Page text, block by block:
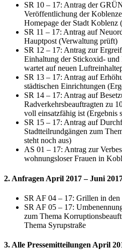
SR 10 – 17: Antrag der
Veröffentlichung der
Homepage der Stadt Koblenz
SR 11 – 17: Antrag auf
Hauptpost (Verwaltung prüft)
SR 12 – 17: Antrag zur
Einhaltung der Stickoxid-
wartet auf neuen
SR 13 – 17: Antrag auf
städtischen Einrichtungen
SR 14 – 17: Antrag auf
Radverkehrsbeauftragten zu
voll einsatzfähig ist (Ergebnis
SR 15 – 17: Antrag auf
Stadtteilrundgängen zum
steht noch aus)
AS 01 – 17: Antrag zur
wohnungsloser Frauen in
2. Anfragen April 2017 – Juni
SR AF 04 – 17: Grillen in den
SR AF 05 – 17:
zum Thema
Thema Syrupstraße
3. Alle Pressemitteilungen April